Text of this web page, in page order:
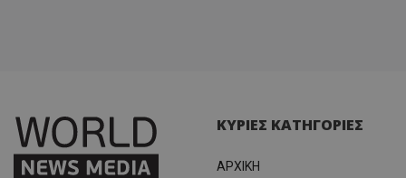
ΚΥΡΙΕΣ ΚΑΤΗΓΟΡΙΕΣ
ΑΡΧΙΚΗ